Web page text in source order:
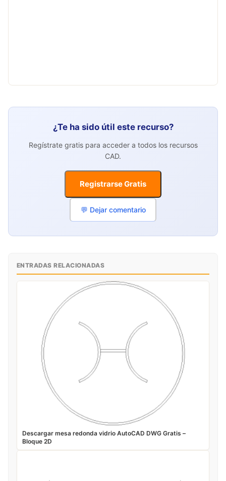
¿Te ha sido útil este recurso?
Regístrate gratis para acceder a todos los recursos
CAD.
Registrarse Gratis
💬 Dejar comentario
ENTRADAS RELACIONADAS
Descargar mesa redonda vidrio AutoCAD DWG Gratis –
Bloque 2D